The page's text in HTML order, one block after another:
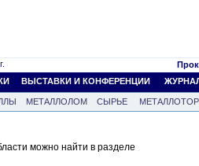
ВЫСТАВКИ И КОНФЕРЕНЦИИ
МЕТАЛЛОЛОМ СЫРЬЕ
можно найти в разделе